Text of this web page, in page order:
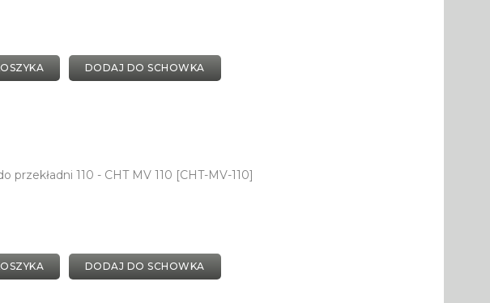
DODAJ DO SCHOWKA
przekładni 110 - CHT MV 110 [CHT-MV-110]
DODAJ DO SCHOWKA